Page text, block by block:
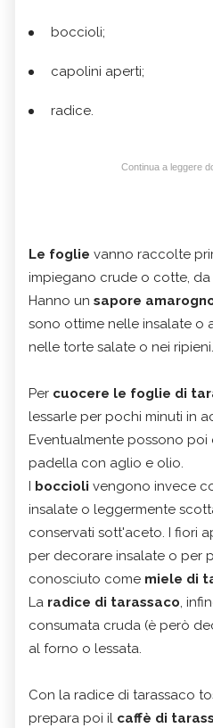
boccioli;
capolini aperti;
radice.
Continua a leggere
Le foglie vanno raccolte
impiegano crude o cotte,
Hanno un sapore
sono ottime nelle insalate o
nelle torte salate o nei ripieni.
Per cuocere le foglie di
lessarle per pochi minuti in
Eventualmente possono poi
padella con aglio e olio.
I boccioli vengono invece
insalate o leggermente
conservati sott'aceto. I fiori
per decorare insalate o per
conosciuto come miele di
La radice di tarassaco,
consumata cruda (è però
al forno o lessata.
Con la radice di tarassaco
prepara poi il caffè di